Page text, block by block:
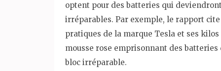
optent pour des batteries qui
irréparables. Par exemple, le rapport
pratiques de la marque Tesla et ses kilos
mousse rose emprisonnant des batteries
bloc irréparable.